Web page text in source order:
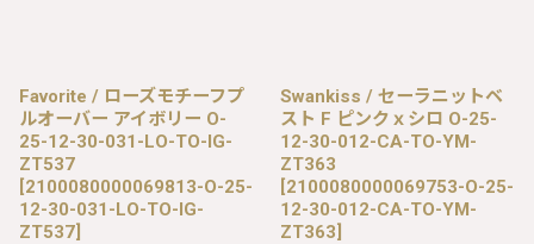
Favorite / ローズモチーフプ
ルオーバー アイボリー O-
25-12-30-031-LO-TO-IG-
ZT537
[2100080000069813-O-25-
12-30-031-LO-TO-IG-
ZT537]
Swankiss / セーラニットベ
スト F ピンクｘシロ O-25-
12-30-012-CA-TO-YM-
ZT363
[2100080000069753-O-25-
12-30-012-CA-TO-YM-
ZT363]